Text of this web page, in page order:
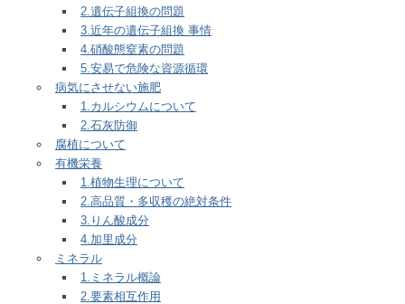
2.遺伝子組換の問題
3.近年の遺伝子組換 事情
4.硝酸態窒素の問題
5.安易で危険な資源循環
病気にさせない施肥
1.カルシウムについて
2.石灰防御
腐植について
有機栄養
1.植物生理について
2.高品質・多収穫の絶対条件
3.りん酸成分
4.加里成分
ミネラル
1.ミネラル概論
2.要素相互作用